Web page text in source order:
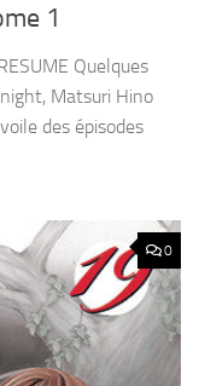
1
Quelques
Matsuri Hino
des épisodes
0